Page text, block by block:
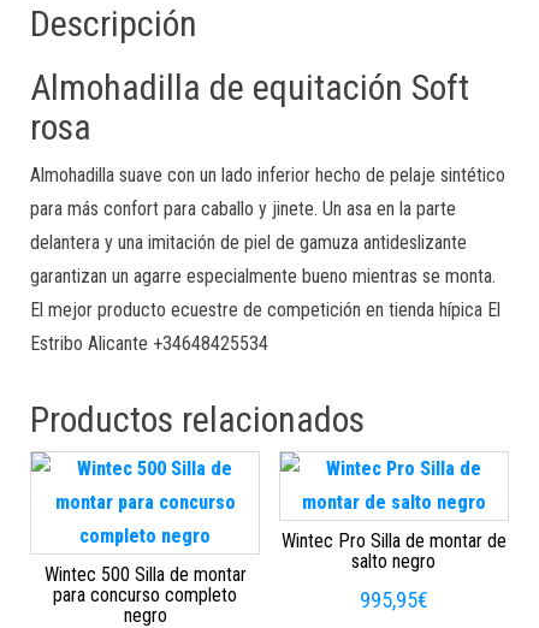
Descripción
Almohadilla de equitación Soft
rosa
Almohadilla suave con un lado inferior hecho de pelaje sintético
para más confort para caballo y jinete. Un asa en la parte
delantera y una imitación de piel de gamuza antideslizante
garantizan un agarre especialmente bueno mientras se monta.
El mejor producto ecuestre de competición en tienda hípica El
Estribo Alicante +34648425534
Productos relacionados
Wintec 500 Silla de montar
para concurso completo
negro
Wintec Pro Silla de montar de
salto negro
995,95€